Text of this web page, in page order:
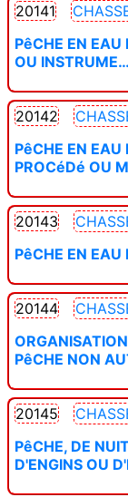
20141
PêCHE EN EAU
OU INSTRUME…
20142
PêCHE EN EAU
PROCéDé OU
20143
PêCHE EN EAU
20144
PêCHE NON
20145
PêCHE, DE
D'ENGINS OU